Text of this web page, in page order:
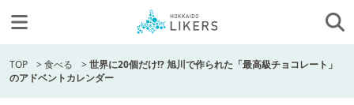
TOP >食べる >世界に20個だけ!? 旭川で作られた「最高級チョコレート」
のアドベントカレンダー